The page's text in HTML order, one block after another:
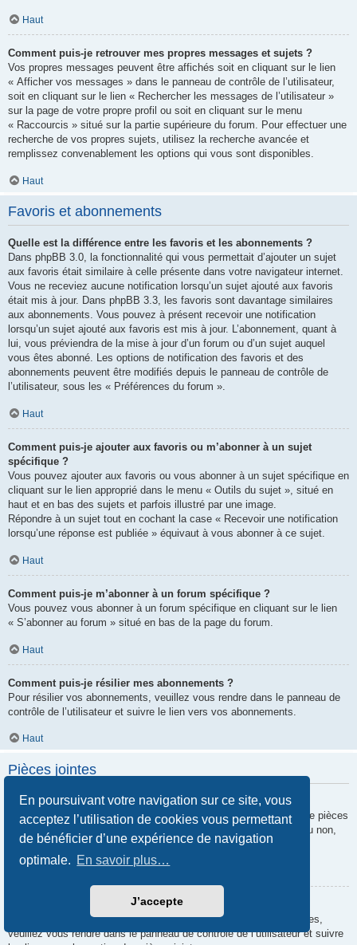
En poursuivant votre navigation sur ce site, vous
acceptez l’utilisation de cookies vous permettant
de bénéficier d’une expérience de navigation
optimale. En savoir plus…
J’accepte
Haut
Comment puis-je retrouver mes propres messages et sujets ?
Vos propres messages peuvent être affichés soit en cliquant sur le lien
« Afficher vos messages » dans le panneau de contrôle de l’utilisateur,
soit en cliquant sur le lien « Rechercher les messages de l’utilisateur »
sur la page de votre propre profil ou soit en cliquant sur le menu
« Raccourcis » situé sur la partie supérieure du forum. Pour effectuer une
recherche de vos propres sujets, utilisez la recherche avancée et
remplissez convenablement les options qui vous sont disponibles.
Haut
Favoris et abonnements
Quelle est la différence entre les favoris et les abonnements ?
Dans phpBB 3.0, la fonctionnalité qui vous permettait d’ajouter un sujet
aux favoris était similaire à celle présente dans votre navigateur internet.
Vous ne receviez aucune notification lorsqu’un sujet ajouté aux favoris
était mis à jour. Dans phpBB 3.3, les favoris sont davantage similaires
aux abonnements. Vous pouvez à présent recevoir une notification
lorsqu’un sujet ajouté aux favoris est mis à jour. L’abonnement, quant à
lui, vous préviendra de la mise à jour d’un forum ou d’un sujet auquel
vous êtes abonné. Les options de notification des favoris et des
abonnements peuvent être modifiés depuis le panneau de contrôle de
l’utilisateur, sous les « Préférences du forum ».
Haut
Comment puis-je ajouter aux favoris ou m’abonner à un sujet
spécifique ?
Vous pouvez ajouter aux favoris ou vous abonner à un sujet spécifique en
cliquant sur le lien approprié dans le menu « Outils du sujet », situé en
haut et en bas des sujets et parfois illustré par une image.
Répondre à un sujet tout en cochant la case « Recevoir une notification
lorsqu’une réponse est publiée » équivaut à vous abonner à ce sujet.
Haut
Comment puis-je m’abonner à un forum spécifique ?
Vous pouvez vous abonner à un forum spécifique en cliquant sur le lien
« S’abonner au forum » situé en bas de la page du forum.
Haut
Comment puis-je résilier mes abonnements ?
Pour résilier vos abonnements, veuillez vous rendre dans le panneau de
contrôle de l’utilisateur et suivre le lien vers vos abonnements.
Haut
Pièces jointes
Quelles pièces jointes sont autorisées sur ce forum ?
Chaque administrateur peut autoriser ou interdire certains types de pièces
jointes. Si vous n’êtes pas certain de savoir ce qui est autorisé ou non,
nous vous invitons à contacter un administrateur du forum.
Comment puis-je retrouver toutes mes pièces jointes ?
Pour retrouver la liste des pièces jointes que vous avez transférées,
veuillez vous rendre dans le panneau de contrôle de l’utilisateur et suivre